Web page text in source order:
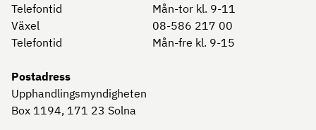
Telefontid
Mån-tor kl. 9-11
Växel
08-586 217 00
Telefontid
Mån-fre kl. 9-15
Postadress
Upphandlingsmyndigheten
Box 1194, 171 23 Solna